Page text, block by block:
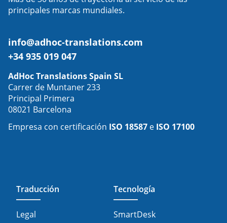
principales marcas mundiales.
info@adhoc-translations.com
+34 935 019 047
AdHoc Translations Spain SL
Carrer de Muntaner 233
Principal Primera
08021 Barcelona
Empresa con certificación ISO 18587 e ISO 17100
Traducción
Legal
Tecnología
SmartDesk